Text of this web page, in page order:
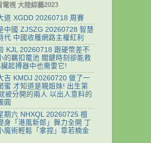
電視 大陸綜藝2023
道 XGDD 20260718 周賽
中國 ZJSZG 20260728 智慧
代 中國收穫網路主權紅利
KJL 20260718 跟硬幣差不
的羈扣電池 關鍵時刻卻能救
起搏器中也需要它!
吉 KMDJ 20260720 做了一
蜜 才知道是親姐妹! 出生第
被分開的兩人 以出人意料的
圓
期六 NHXQL 20260725 檀
身「港風新郎」舞力全開 丁
魔術輕鬆「拿捏」章若楠金